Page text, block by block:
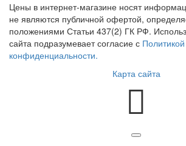
Цены в интернет-магазине носят
не являются публичной офертой,
положениями Статьи 437(2) ГК РФ.
сайта подразумевает согласие с Политикой
конфиденциальности.
Карта сайта